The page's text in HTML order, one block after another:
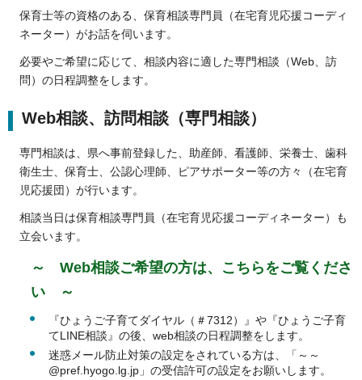
保育士等の資格のある、保育相談専門員（在宅育児応援コーディ
ネーター）がお話を伺います。
必要やご希望に応じて、相談内容に適した専門相談（Web、訪
問）の日程調整をします。
Web相談、訪問相談（専門相談）
専門相談は、県へ事前登録した、助産師、看護師、栄養士、歯科
衛生士、保育士、公認心理師、ピアサポーター等の方々（在宅育
児応援団）が行います。
相談当日は保育相談専門員（在宅育児応援コーディネーター）も
立会います。
～ Web相談ご希望の方は、こちらをご覧くださ
い ～
『ひょうご子育てダイヤル（＃7312）』や『ひょうご子育
てLINE相談』の後、web相談の日程調整をします。
迷惑メール防止対策の設定をされている方は、「～～
@pref.hyogo.lg.jp」の受信許可の設定をお願いします。